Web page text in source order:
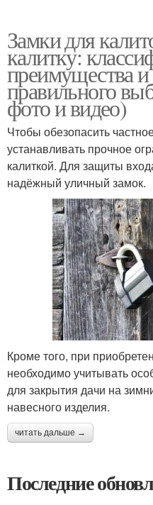
Замки для
калитку:
преимущества
правильного
фото и видео)
Чтобы обезопасить
устанавливать прочное
калиткой. Для защиты
надёжный уличный замок.
Кроме того, при
необходимо учитывать
для закрытия дачи на
навесного изделия.
читать дальше →
Последние